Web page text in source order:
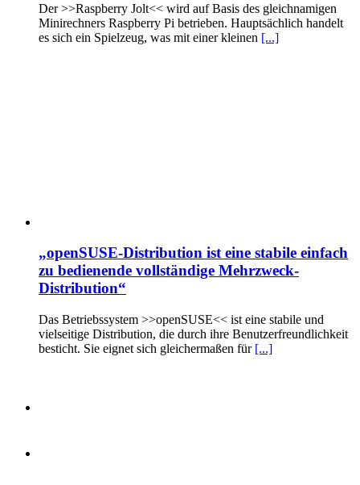
Der >>Raspberry Jolt<< wird auf Basis des gleichnamigen
Minirechners Raspberry Pi betrieben. Hauptsächlich handelt
es sich ein Spielzeug, was mit einer kleinen [...]
„openSUSE-Distribution ist eine stabile einfach
zu bedienende vollständige Mehrzweck-
Distribution“
Das Betriebssystem >>openSUSE<< ist eine stabile und
vielseitige Distribution, die durch ihre Benutzerfreundlichkeit
besticht. Sie eignet sich gleichermaßen für [...]